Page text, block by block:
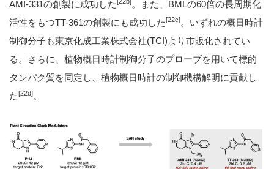
AMI-331の創製に成功した [22b] 。また、BMLの60倍の長周期化
活性をもつTT-361の創製にも成功した [22c] 。いずれの概日時計
制御分子も東京化成工業株式会社(TCI)より市販化されてい
る。さらに、植物概日時計制御分子のプローブを用いて標的
タンパク質を同定し、植物概日時計の制御機構解明に貢献し
た [22d] 。